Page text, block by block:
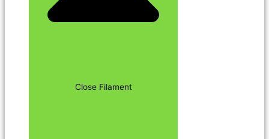
Close Filament